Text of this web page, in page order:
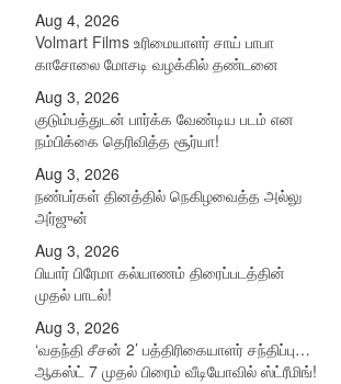
Aug 4, 2026
Volmart Films உரிமையாளர் சாய் பாபா
காசோலை மோசடி வழக்கில் தண்டனை
Aug 3, 2026
குடும்பத்துடன் பார்க்க வேண்டிய படம் என
நம்பிக்கை தெரிவித்த சூர்யா!
Aug 3, 2026
நண்பர்கள் தினத்தில் நெகிழவைத்த அல்லு
அர்ஜுன்
Aug 3, 2026
பியார் பிரேமா கல்யாணம் திரைப்படத்தின்
முதல் பாடல்!
Aug 3, 2026
‘வதந்தி சீசன் 2’ பத்திரிகையாளர் சந்திப்பு…
ஆகஸ்ட் 7 முதல் பிரைம் வீடியோவில் ஸ்ட்ரீமிங்!